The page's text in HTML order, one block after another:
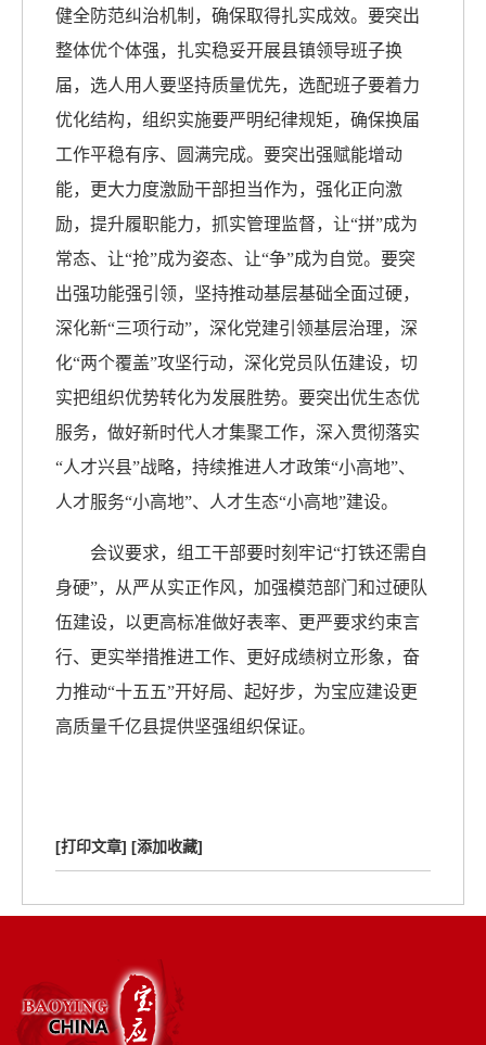
健全防范纠治机制，确保取得扎实成效。 要突出
整体优个体强，扎实稳妥开展县镇领导班子换
届， 选人用人要坚持质量优先，选配班子要着力
优化结构，组织实施要严明纪律规矩，确保换届
工作平稳有序、圆满完成。 要突出强赋能增动
能，更大力度激励干部担当作为， 强化正向激
励，提升履职能力，抓实管理监督，让“拼”成为
常态、让“抢”成为姿态、让“争”成为自觉。 要突
出强功能强引领，坚持推动基层基础全面过硬，
深化新“三项行动”，深化党建引领基层治理，深
化“两个覆盖”攻坚行动，深化党员队伍建设，切
实把组织优势转化为发展胜势。 要突出优生态优
服务，做好新时代人才集聚工作， 深入贯彻落实
“人才兴县”战略，持续推进人才政策“小高地”、
人才服务“小高地”、人才生态“小高地”建设。
会议要求，组工干部要时刻牢记“打铁还需自
身硬”，从严从实正作风，加强模范部门和过硬队
伍建设，以更高标准做好表率、更严要求约束言
行、更实举措推进工作、更好成绩树立形象，奋
力推动“十五五”开好局、起好步，为宝应建设更
高质量千亿县提供坚强组织保证。
[打印文章] [添加收藏]